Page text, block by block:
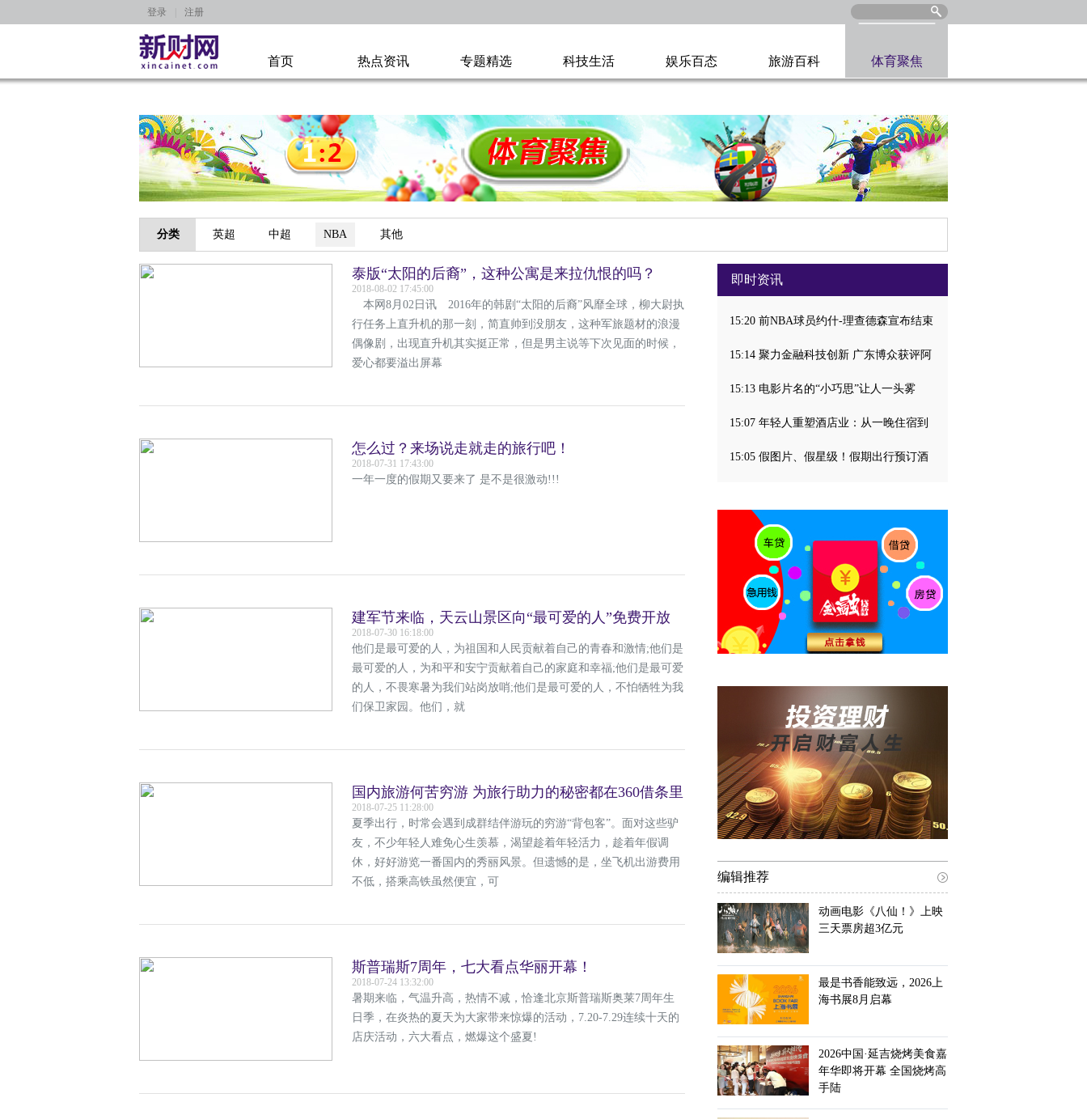
登录 注册
首页 热点资讯 专题精选 科技生活 娱乐百态 旅游百科 体育聚焦
分类 英超 中超 NBA 其他
泰版“太阳的后裔”，这种公寓是来拉仇恨的吗？
2018-08-02 17:45:00
本网8月02日讯 2016年的韩剧“太阳的后裔”风靡全球，柳大尉执
行任务上直升机的那一刻，简直帅到没朋友，这种军旅题材的浪漫
偶像剧，出现直升机其实挺正常，但是男主说等下次见面的时候，
爱心都要溢出屏幕
怎么过？来场说走就走的旅行吧！
2018-07-31 17:43:00
一年一度的假期又要来了 是不是很激动!!!
建军节来临，天云山景区向“最可爱的人”免费开放
2018-07-30 16:18:00
他们是最可爱的人，为祖国和人民贡献着自己的青春和激情;他们是
最可爱的人，为和平和安宁贡献着自己的家庭和幸福;他们是最可爱
的人，不畏寒暑为我们站岗放哨;他们是最可爱的人，不怕牺牲为我
们保卫家园。他们，就
国内旅游何苦穷游 为旅行助力的秘密都在360借条里
2018-07-25 11:28:00
夏季出行，时常会遇到成群结伴游玩的穷游“背包客”。面对这些驴
友，不少年轻人难免心生羡慕，渴望趁着年轻活力，趁着年假调
休，好好游览一番国内的秀丽风景。但遗憾的是，坐飞机出游费用
不低，搭乘高铁虽然便宜，可
斯普瑞斯7周年，七大看点华丽开幕！
2018-07-24 13:32:00
暑期来临，气温升高，热情不减，恰逢北京斯普瑞斯奥莱7周年生
日季，在炎热的夏天为大家带来惊爆的活动，7.20-7.29连续十天的
店庆活动，六大看点，燃爆这个盛夏!
即时资讯
15:20 前NBA球员约什-理查德森宣布结束
15:14 聚力金融科技创新 广东博众获评阿
15:13 电影片名的“小巧思”让人一头雾
15:07 年轻人重塑酒店业：从一晚住宿到
15:05 假图片、假星级！假期出行预订酒
编辑推荐
动画电影《八仙！》上映
三天票房超3亿元
最是书香能致远，2026上
海书展8月启幕
2026中国·延吉烧烤美食嘉
年华即将开幕 全国烧烤高
手陆